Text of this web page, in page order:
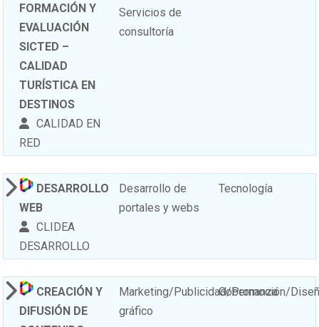
FORMACIÓN Y
EVALUACIÓN
SICTED –
CALIDAD
TURÍSTICA EN
DESTINOS
CALIDAD EN
RED
Servicios de
consultoría
DESARROLLO
WEB
CLIDEA
DESARROLLO
Desarrollo de
portales y webs
Tecnología
CREACIÓN Y
DIFUSIÓN DE
Marketing/Publicidad/Promoción/
gráfico
Gobernanza